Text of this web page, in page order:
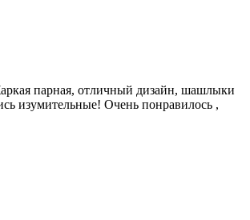
парная, отличный дизайн, шашлыки
изумительные! Очень понравилось ,